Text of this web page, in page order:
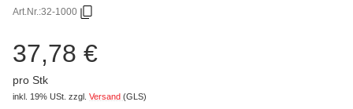
Art.Nr.:32-1000
37,78 €
pro Stk
inkl. 19% USt. zzgl. Versand (GLS)